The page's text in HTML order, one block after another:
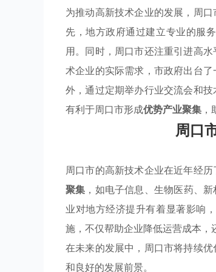
为推动高新技术企业的发展，周
先，地方政府通过建立专业的服
用。同时，周口市还注重引进高
术企业的实际需求，市政府出台了
外，通过定期举办行业交流会和
有利于周口市形成优势产业聚集
周口
周口市的高新技术企业在近年经
聚集 ，如电子信息、生物医药、
业对地方经济提升有着显著影响
施，不仅帮助企业降低运营成本，
在未来的发展中，周口市将持续
和良好的发展前景。